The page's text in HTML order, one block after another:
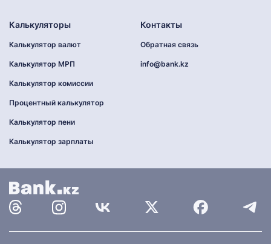
Калькуляторы
Калькулятор валют
Калькулятор МРП
Калькулятор комиссии
Процентный калькулятор
Калькулятор пени
Калькулятор зарплаты
Контакты
Обратная связь
info@bank.kz